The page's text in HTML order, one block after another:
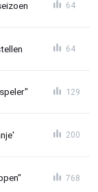
64
64
129
200
768